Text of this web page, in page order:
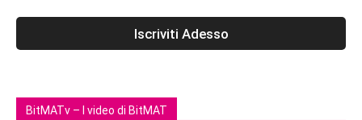
BitMATv – I video di BitMAT